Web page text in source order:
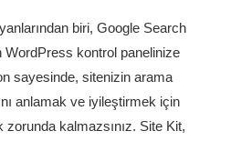
biri, Google Search
kontrol panelinize
sayesinde, sitenizin arama
anlamak ve iyileştirmek için
kalmazsınız. Site Kit,